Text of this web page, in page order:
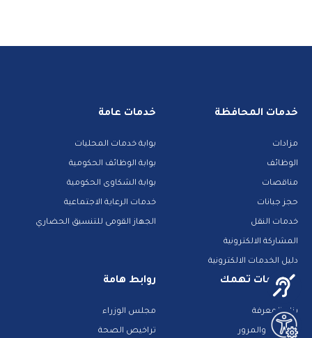
خدمات المحافظة
مزادات
الوظائف
مناقصات
حجز جبانات
خدمات النقل
المشاركة الالكترونية
دليل الخدمات الالكترونية
خدمات عامة
بوابة خدمات المحليات
بوابة الوظائف الحكومية
بوابة الشكاوى الحكومية
خدمات الرعاية الاجتماعية
الجهاز القومى للتنسيق الحضاري
معلومات تهمك
بنك المعرفة
الشرطة والمرور
روابط هامة
مجلس الوزراء
تراخيص الصحة